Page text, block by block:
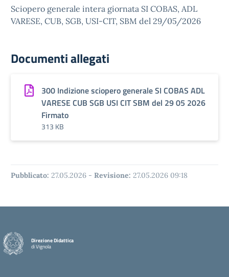
Sciopero generale intera giornata SI COBAS, ADL
VARESE, CUB, SGB, USI-CIT, SBM del 29/05/2026
Documenti allegati
300 Indizione sciopero generale SI COBAS ADL
VARESE CUB SGB USI CIT SBM del 29 05 2026
Firmato
313 KB
Pubblicato: 27.05.2026 - Revisione: 27.05.2026 09:18
Direzione Didattica
di Vignola